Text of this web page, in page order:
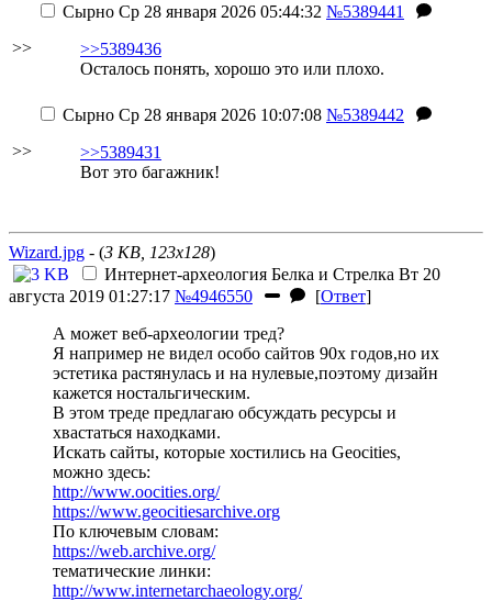
>>
Сырно Ср 28 января 2026 05:44:32 №5389441
>>5389436
Осталось понять, хорошо это или плохо.
>>
Сырно Ср 28 января 2026 10:07:08 №5389442
>>5389431
Вот это багажник!
Wizard.jpg - (3 KB, 123x128)
Интернет-археология Белка и Стрелка Вт 20
августа 2019 01:27:17 №4946550 [Ответ]
А может веб-археологии тред?
Я например не видел особо сайтов 90х годов,но их
эстетика растянулась и на нулевые,поэтому дизайн
кажется ностальгическим.
В этом треде предлагаю обсуждать ресурсы и
хвастаться находками.
Искать сайты, которые хостились на Geocities,
можно здесь:
http://www.oocities.org/
https://www.geocitiesarchive.org
По ключевым словам:
https://web.archive.org/
тематические линки:
http://www.internetarchaeology.org/